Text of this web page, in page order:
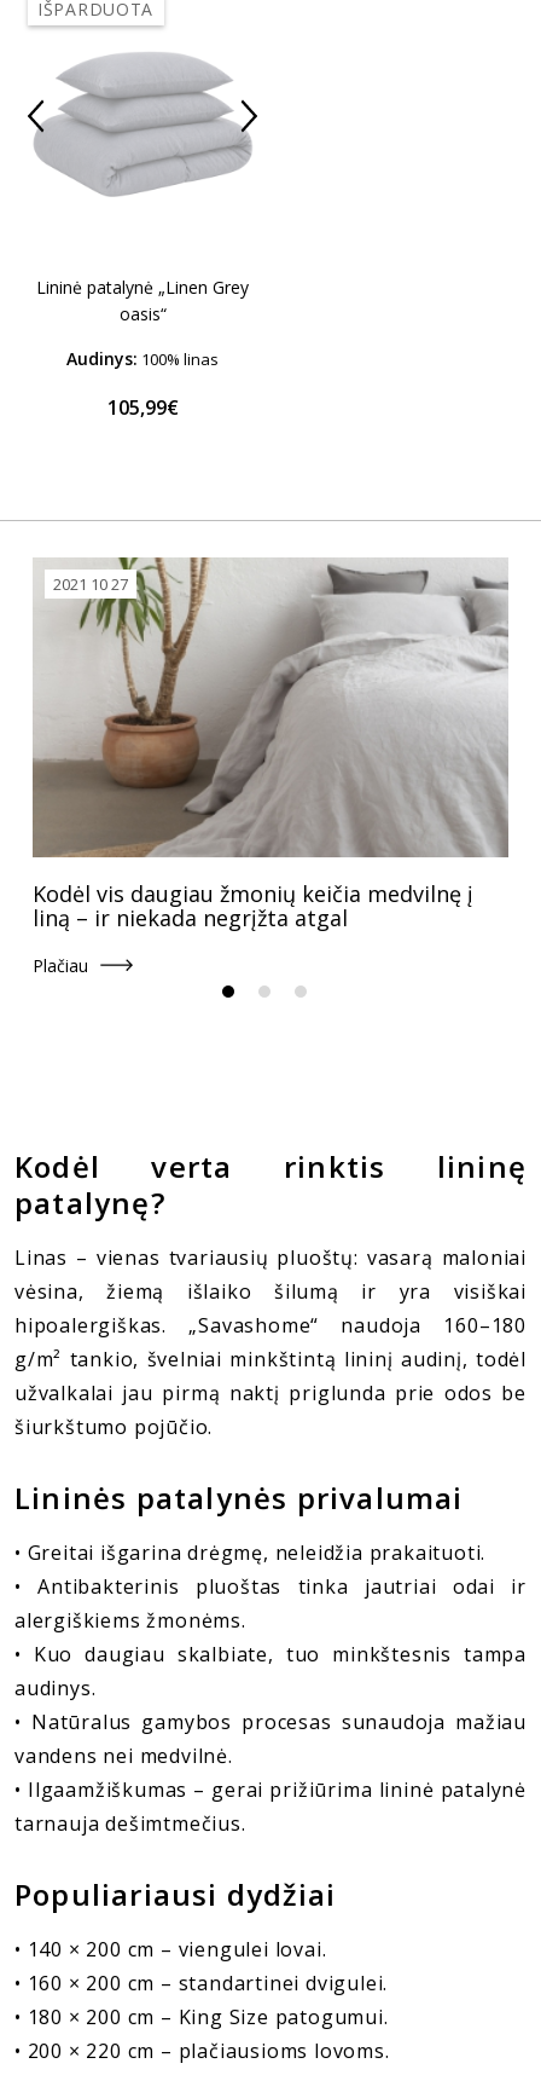
IŠPARDUOTA
Lininė patalynė „Linen Grey
oasis“
Audinys: 100% linas
105,99€
2021 10 27
Kodėl vis daugiau žmonių keičia medvilnę į
liną – ir niekada negrįžta atgal
Plačiau
Kodėl verta rinktis lininę
patalynę?
Linas – vienas tvariausių pluoštų: vasarą maloniai
vėsina, žiemą išlaiko šilumą ir yra visiškai
hipoalergiškas. „Savashome“ naudoja 160–180
g/m² tankio, švelniai minkštintą lininį audinį, todėl
užvalkalai jau pirmą naktį priglunda prie odos be
šiurkštumo pojūčio.
Lininės patalynės privalumai
• Greitai išgarina drėgmę, neleidžia prakaituoti.
• Antibakterinis pluoštas tinka jautriai odai ir
alergiškiems žmonėms.
• Kuo daugiau skalbiate, tuo minkštesnis tampa
audinys.
• Natūralus gamybos procesas sunaudoja mažiau
vandens nei medvilnė.
• Ilgaamžiškumas – gerai prižiūrima lininė patalynė
tarnauja dešimtmečius.
Populiariausi dydžiai
• 140 × 200 cm – viengulei lovai.
• 160 × 200 cm – standartinei dvigulei.
• 180 × 200 cm – King Size patogumui.
• 200 × 220 cm – plačiausioms lovoms.